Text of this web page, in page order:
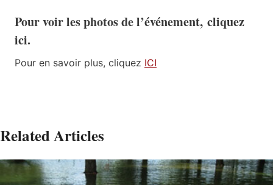
Pour voir les photos de l’événement, cliquez
ici.
Pour en savoir plus, cliquez ICI
Related Articles